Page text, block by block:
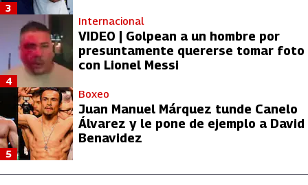
3
Internacional
VIDEO | Golpean a un hombre por
presuntamente quererse tomar foto
con Lionel Messi
4
Boxeo
Juan Manuel Márquez tunde Canelo
Álvarez y le pone de ejemplo a David
Benavidez
5